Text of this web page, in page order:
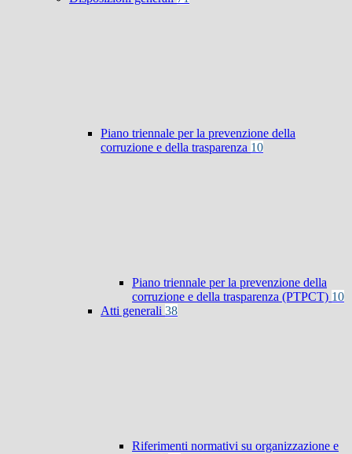
Piano triennale per la prevenzione della
corruzione e della trasparenza 10
Piano triennale per la prevenzione della
corruzione e della trasparenza (PTPCT) 10
Atti generali 38
Riferimenti normativi su organizzazione e